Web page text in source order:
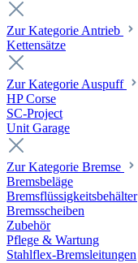
Zur Kategorie Antrieb
Kettensätze
Zur Kategorie Auspuff
HP Corse
SC-Project
Unit Garage
Zur Kategorie Bremse
Bremsbeläge
Bremsflüssigkeitsbehälter
Bremsscheiben
Zubehör
Pflege & Wartung
Stahlflex-Bremsleitungen